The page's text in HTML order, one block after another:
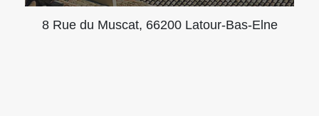
8 Rue du Muscat, 66200 Latour-Bas-Elne